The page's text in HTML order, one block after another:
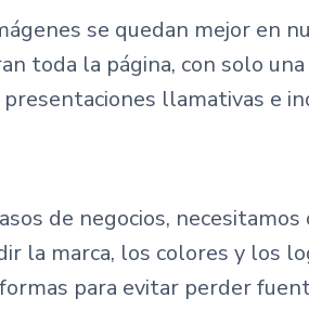
se quedan mejor en
toda la página, con solo
llamativas e
de negocios,
la marca, los colores y los
para evitar perder